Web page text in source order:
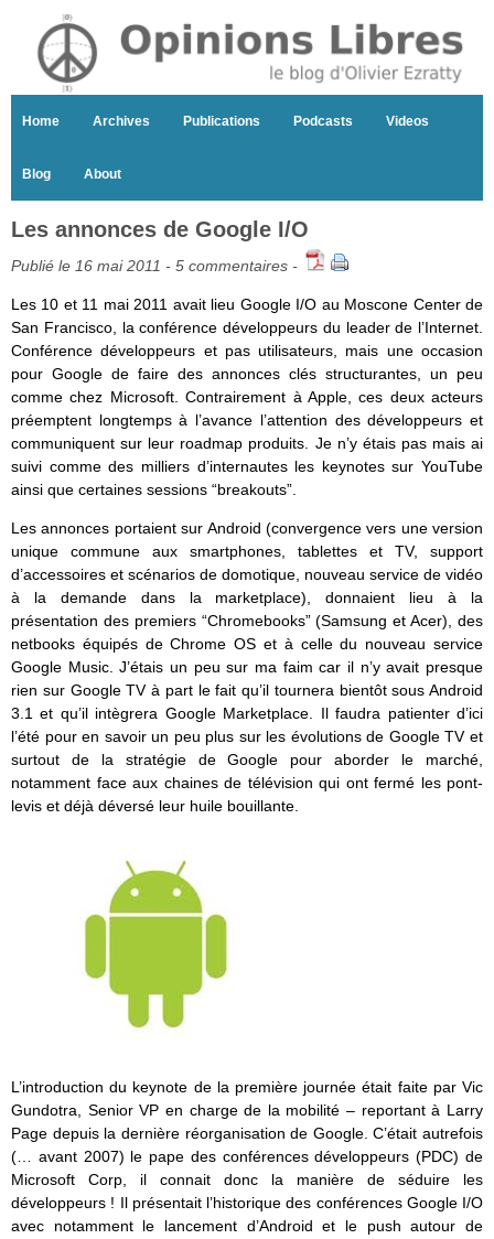
Home Archives Publications Podcasts Videos
Blog About
Les annonces de Google I/O
Publié le 16 mai 2011 - 5 commentaires -
Les 10 et 11 mai 2011 avait lieu Google I/O au Moscone Center de
San Francisco, la conférence développeurs du leader de l’Internet.
Conférence développeurs et pas utilisateurs, mais une occasion
pour Google de faire des annonces clés structurantes, un peu
comme chez Microsoft. Contrairement à Apple, ces deux acteurs
préemptent longtemps à l’avance l’attention des développeurs et
communiquent sur leur roadmap produits. Je n’y étais pas mais ai
suivi comme des milliers d’internautes les keynotes sur YouTube
ainsi que certaines sessions “breakouts”.
Les annonces portaient sur Android (convergence vers une version
unique commune aux smartphones, tablettes et TV, support
d’accessoires et scénarios de domotique, nouveau service de vidéo
à la demande dans la marketplace), donnaient lieu à la
présentation des premiers “Chromebooks” (Samsung et Acer), des
netbooks équipés de Chrome OS et à celle du nouveau service
Google Music. J’étais un peu sur ma faim car il n’y avait presque
rien sur Google TV à part le fait qu’il tournera bientôt sous Android
3.1 et qu’il intègrera Google Marketplace. Il faudra patienter d’ici
l’été pour en savoir un peu plus sur les évolutions de Google TV et
surtout de la stratégie de Google pour aborder le marché,
notamment face aux chaines de télévision qui ont fermé les pont-
levis et déjà déversé leur huile bouillante.
L’introduction du keynote de la première journée était faite par Vic
Gundotra, Senior VP en charge de la mobilité – reportant à Larry
Page depuis la dernière réorganisation de Google. C’était autrefois
(… avant 2007) le pape des conférences développeurs (PDC) de
Microsoft Corp, il connait donc la manière de séduire les
développeurs ! Il présentait l’historique des conférences Google I/O
avec notamment le lancement d’Android et le push autour de